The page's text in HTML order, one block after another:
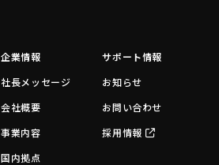
企業情報
社長メッセージ
会社概要
事業内容
国内拠点
サポート情報
お知らせ
お問い合わせ
採用情報